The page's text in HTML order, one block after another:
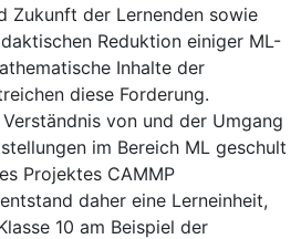
Zukunft der Lernenden sowie
Reduktion einiger ML-
Inhalte der
diese Forderung.
von und der Umgang
im Bereich ML geschult
Projektes CAMMP
daher eine Lerneinheit,
10 am Beispiel der